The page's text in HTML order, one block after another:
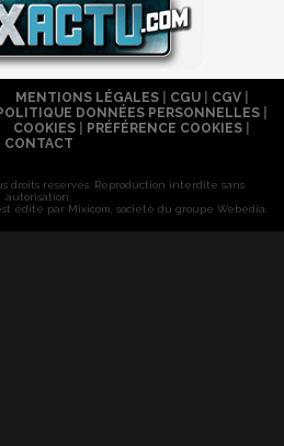
MENTIONS LÉGALES| CGU| CGV|
DONNÉES PERSONNELLES
COOKIES
PRÉFÉRENCE COOKIES
CONTACT
droits réservés. Reproduction interdite sans
autorisation.
édité par Mixicom, société du groupe Webedia.